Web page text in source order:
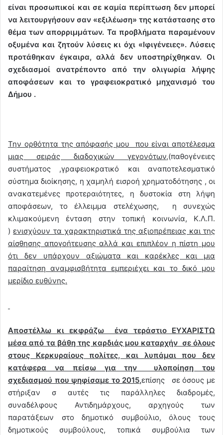
είναι προσωπικοί και σε καμία περίπτωση δεν μπορεί
να λειτουργήσουν σαν «εξιλέωση» της κατάστασης στο
θέμα των απορριμμάτων. Τα προβλήματα παραμένουν
οξυμένα και ζητούν λύσεις κι όχι «Ιφιγένειες». Λύσεις
προτάθηκαν έγκαιρα, αλλά δεν υποστηρίχθηκαν. Οι
σχεδιασμοί ανατρέποντο από την ολιγωρία λήψης
αποφάσεων και το γραφειοκρατικό μηχανισμό του
Δήμου .
Την ορθότητα της απόφασής μου που είναι αποτέλεσμα
μιας σειράς διαδοχικών γεγονότων,(παθογένειες
συστήματος ,γραφειοκρατικό και αναποτελεσματικό
σύστημα διοίκησης, η χαμηλή εισροή χρηματοδότησης , οι
ανακατεμένες προτεραιότητες, η δυστοκία στη λήψη
αποφάσεων, το έλλειμμα στελέχωσης, η συνεχώς
κλιμακούμενη ένταση στην τοπική κοινωνία, Κ.Λ.Π.
)ενισχύουν τα χαρακτηριστικά της αξιοπρέπειας και της
αίσθησης απογοήτευσης αλλά και επιπλέον η πίστη μου
ότι δεν υπάρχουν αξιώματα και καρέκλες και μια
παραίτηση αναμφισβήτητα εμπεριέχει και το δικό μου
μερίδιο ευθύνης.
Αποστέλλω κι εκφράζω ένα τεράστιο ΕΥΧΑΡΙΣΤΩ
μέσα από τα βάθη της καρδιάς μου καταρχήν σε όλους
στους Κερκυραίους πολίτες, και λυπάμαι που δεν
κατάφερα να πείσω για την υλοποίηση του
σχεδιασμού που ψηφίσαμε το 2015,επίσης σε όσους με
στήριξαν σ αυτές τις παράλληλες διαδρομές,
συναδέλφους Αντιδημάρχους, αρχηγούς των
παρατάξεων στο δημοτικό συμβούλιο, όλους τους
δημοτικούς συμβούλους, τοπικά συμβούλια των